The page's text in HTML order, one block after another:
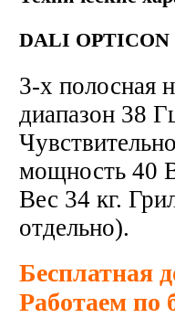
DALI OPTICON
3-х полосная
диапазон 38
мощность 40
Вес 34 кг.
отдельно).
Бесплатная
Работаем по